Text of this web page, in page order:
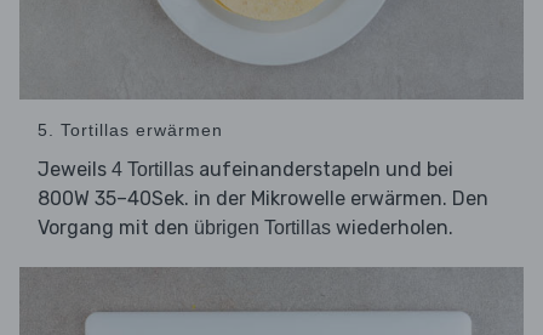
5. Tortillas erwärmen
Jeweils 4 Tortillas aufeinanderstapeln und bei
800W 35–40Sek. in der Mikrowelle erwärmen. Den
Vorgang mit den übrigen Tortillas wiederholen.